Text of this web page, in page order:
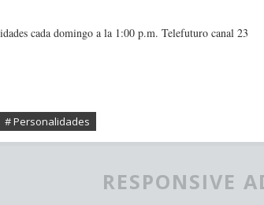
cada domingo a la 1:00 p.m. Telefuturo canal 23
# Personalidades
RESPONSIVE